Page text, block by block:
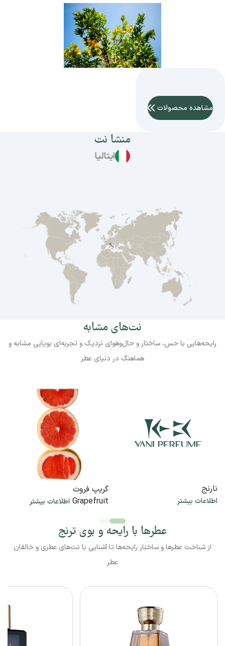
مشاهده محصولات
منشا نت
ایتالیا
نت‌های مشابه
رایحه‌هایی با حس، ساختار و حال‌وهوای نزدیک و تجربه‌ای بویایی مشابه و
هماهنگ در دنیای عطر
نارنج
اطلاعات بیشتر
گریپ فروت
Grapefruit اطلاعات بیشتر
عطرها با رایحه و بوی ترنج
از شناخت عطرها و ساختار رایحه‌ها تا آشنایی با نت‌های عطری و خالقان
عطر